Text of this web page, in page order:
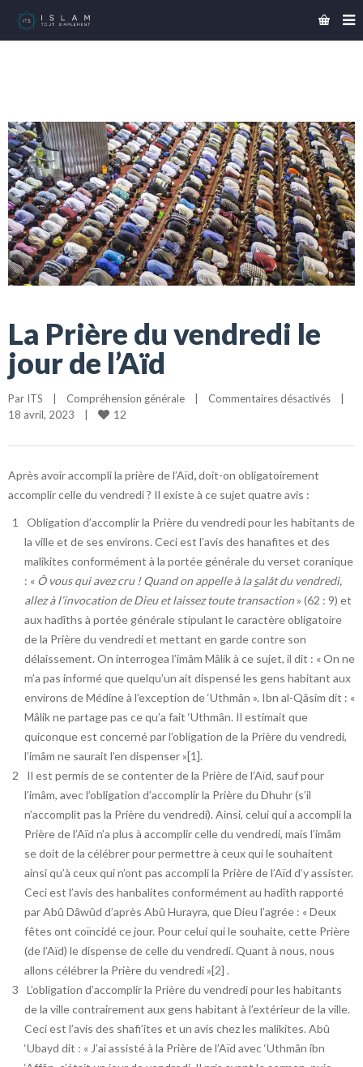
La Prière du vendredi le
jour de l’Aïd
Par ITS | Compréhension générale | Commentaires désactivés
|
18 avril, 2023 | 12
Après avoir accompli la prière de l’Aïd,doit-on obligatoirement
accomplir celle du vendredi ? Il existe à ce sujet quatre avis :
Obligation d’accomplir la Prière du vendredi pour les habitants de
la ville et de ses environs. Ceci est l’avis des hanafites et des
malikites conformément à la portée générale du verset coranique
: « Ô vous qui avez cru ! Quand on appelle à lasalât du vendredi,
allez à l’invocation de Dieu et laissez toute transaction» (62 : 9) et
aux hadîths à portée générale stipulant le caractère obligatoire
de la Prière du vendredi et mettant en garde contre son
délaissement. On interrogea l’imâm Mâlik à ce sujet, il dit : « On ne
m’a pas informé que quelqu’un ait dispensé les gens habitant aux
environs de Médine à l’exception de ‘Uthmân ». Ibn al-Qâsim dit : «
Mâlik ne partage pas ce qu’a fait ‘Uthmân. Il estimait que
quiconque est concerné par l’obligation de la Prière du vendredi,
l’imâm ne saurait l’en dispenser »[1].
Il est permis de se contenter de la Prière de l’Aïd, sauf pour
l’imâm, avec l’obligation d’accomplir la Prière du Dhuhr (s’il
n’accomplit pas la Prière du vendredi). Ainsi, celui qui a accompli la
Prière de l’Aïd n’a plus à accomplir celle du vendredi, mais l’imâm
se doit de la célébrer pour permettre à ceux qui le souhaitent
ainsi qu’à ceux qui n’ont pas accompli la Prière de l’Aïd d’y assister.
Ceci est l’avis des hanbalites conformément au hadîth rapporté
par Abû Dâwûd d’après Abû Hurayra, que Dieu l’agrée : « Deux
fêtes ont coïncidé ce jour. Pour celui qui le souhaite, cette Prière
(de l’Aïd) le dispense de celle du vendredi. Quant à nous, nous
allons célébrer la Prière du vendredi »[2] .
L’obligation d’accomplir la Prière du vendredi pour les habitants
de la ville contrairement aux gens habitant à l’extérieur de la ville.
Ceci est l’avis des shafi’ites et un avis chez les malikites. Abû
‘Ubayd dit : « J’ai assisté à la Prière de l’Aïd avec ‘Uthmân ibn